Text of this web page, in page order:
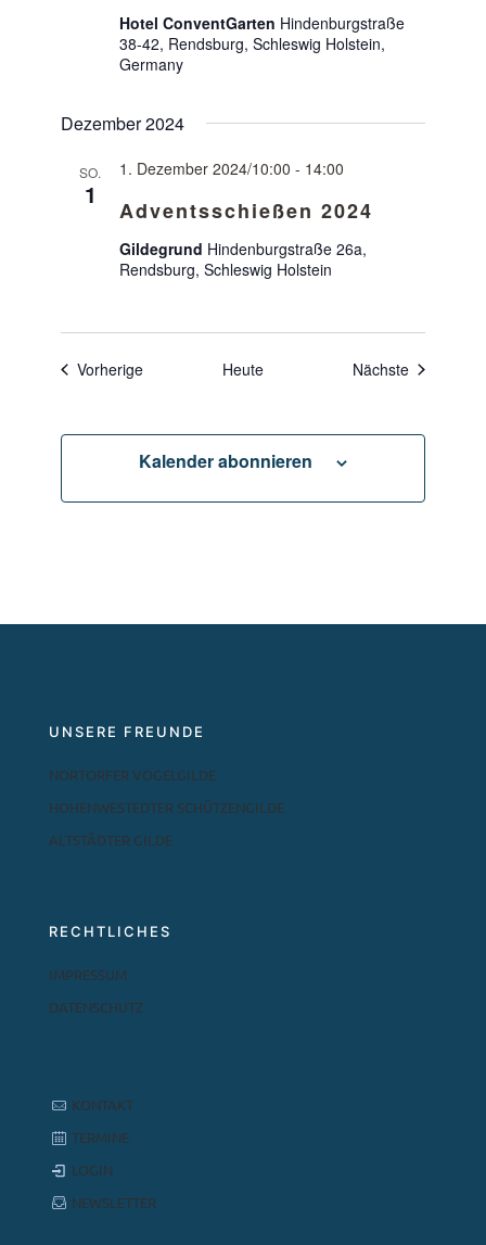
Hotel ConventGarten Hindenburgstraße
38-42, Rendsburg, Schleswig Holstein,
Germany
Dezember 2024
SO.
1
Adventsschießen 2024
1. Dezember 2024/10:00 - 14:00
Gildegrund Hindenburgstraße 26a,
Rendsburg, Schleswig Holstein
VorherigeVeranstaltungen
Heute Nächste
Kalender abonnieren
UNSERE FREUNDE
NORTORFER VOGELGILDE
HOHENWESTEDTER SCHÜTZENGILDE
ALTSTÄDTER GILDE
RECHTLICHES
IMPRESSUM
DATENSCHUTZ
KONTAKT
TERMINE
LOGIN
NEWSLETTER